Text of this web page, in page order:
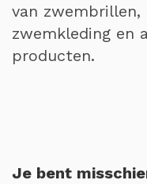
van zwembrillen,
zwemkleding en
producten.
Je bent